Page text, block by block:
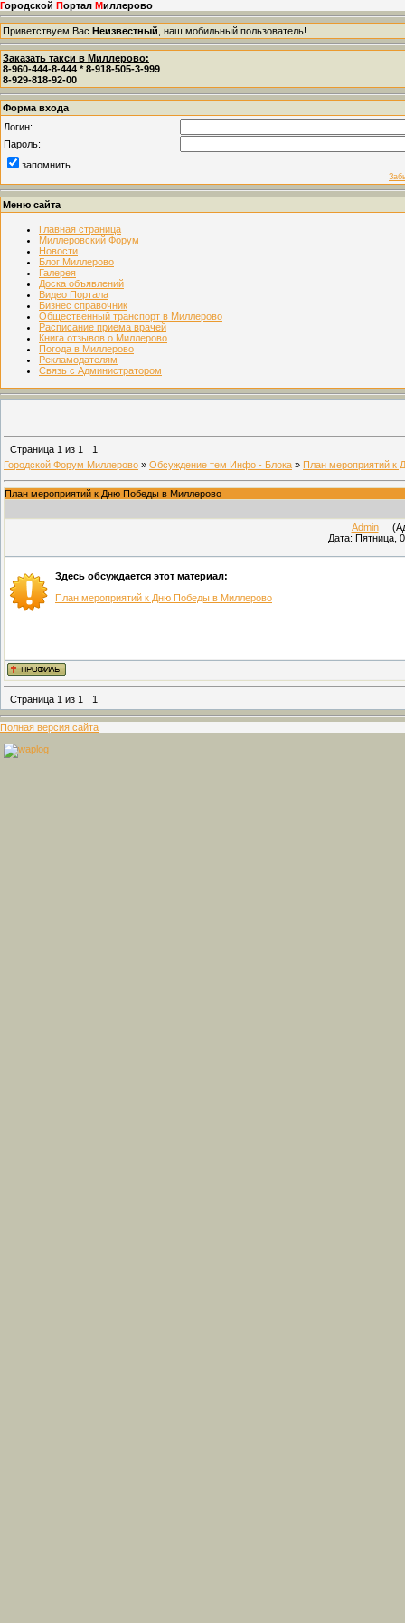
Городской Портал Миллерово
Приветствуем Вас Неизвестный , наш мобильный пользователь!
Заказать такси в Миллерово:
8-960-444-8-444 * 8-918-505-3-999
8-929-818-92-00
Форма входа
Логин:
Пароль:
запомнить
Меню сайта
Главная страница
Миллеровский Форум
Новости
Блог Миллерово
Галерея
Доска объявлений
Видео Портала
Бизнес справочник
Общественный транспорт в Миллерово
Расписание приема врачей
Книга отзывов о Миллерово
Погода в Миллерово
Рекламодателям
Связь с Администратором
Страница 1 из 1
1
Городской Форум Миллерово » Обсуждение тем Инфо - Блока » План мероприятий к
План мероприятий к Дню Победы в Миллерово
Admin
Дата: Пятница,
Здесь обсуждается этот материал:
План мероприятий к Дню Победы в Миллерово
Страница 1 из 1 1
Полная версия сайта